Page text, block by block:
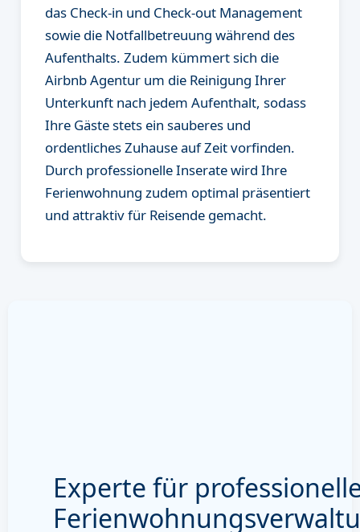
das Check-in und Check-out Management
sowie die Notfallbetreuung während des
Aufenthalts. Zudem kümmert sich die
Airbnb Agentur um die Reinigung Ihrer
Unterkunft nach jedem Aufenthalt, sodass
Ihre Gäste stets ein sauberes und
ordentliches Zuhause auf Zeit vorfinden.
Durch professionelle Inserate wird Ihre
Ferienwohnung zudem optimal präsentiert
und attraktiv für Reisende gemacht.
Experte für